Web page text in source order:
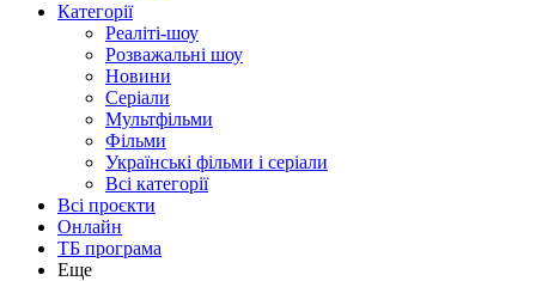
Категорії
Реаліті-шоу
Розважальні шоу
Новини
Серіали
Мультфільми
Фільми
Українські фільми і серіали
Всі категорії
Всі проєкти
Онлайн
ТБ програма
Еще